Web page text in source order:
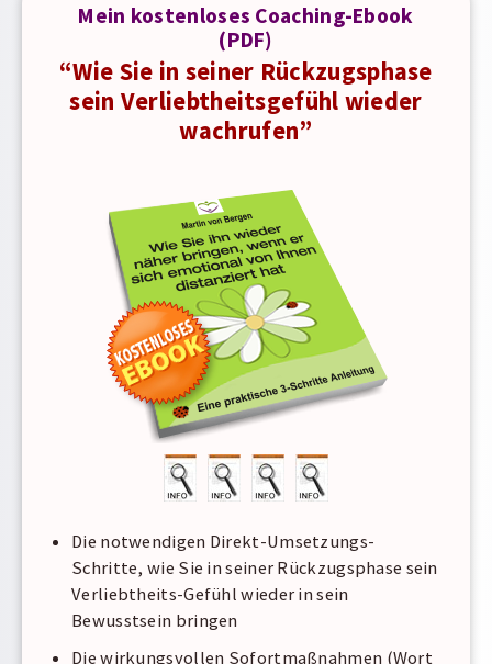
Mein kostenloses Coaching-Ebook
(PDF)
“Wie Sie in seiner Rückzugsphase
sein Verliebtheitsgefühl wieder
wachrufen”
Die notwendigen Direkt-Umsetzungs-
Schritte, wie Sie in seiner Rückzugsphase sein
Verliebtheits-Gefühl wieder in sein
Bewusstsein bringen
Die wirkungsvollen Sofortmaßnahmen (Wort